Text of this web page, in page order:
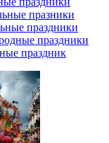
празники
праздники
праздники
праздник